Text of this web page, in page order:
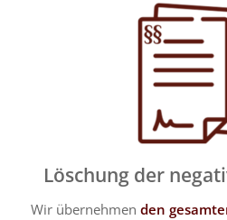
Löschung der
Wir übernehmen den